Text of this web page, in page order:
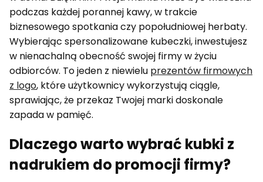
podczas każdej porannej kawy, w trakcie
biznesowego spotkania czy popołudniowej herbaty.
Wybierając spersonalizowane kubeczki, inwestujesz
w nienachalną obecność swojej firmy w życiu
odbiorców. To jeden z niewielu prezentów firmowych
z logo, które użytkownicy wykorzystują ciągle,
sprawiając, że przekaz Twojej marki doskonale
zapada w pamięć.
Dlaczego warto wybrać kubki z
nadrukiem do promocji firmy?